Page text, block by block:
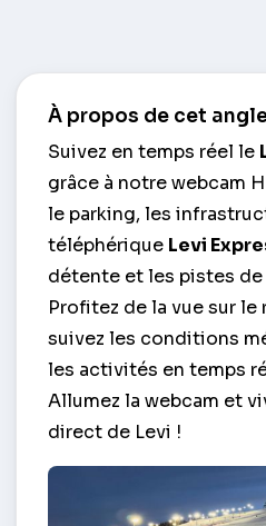
À propos de cet
Suivez en temps réel le
grâce à notre webcam
le parking, les
téléphérique Levi
détente et les pistes
Profitez de la vue sur
suivez les conditions
les activités en temps
Allumez la webcam et
direct de Levi !